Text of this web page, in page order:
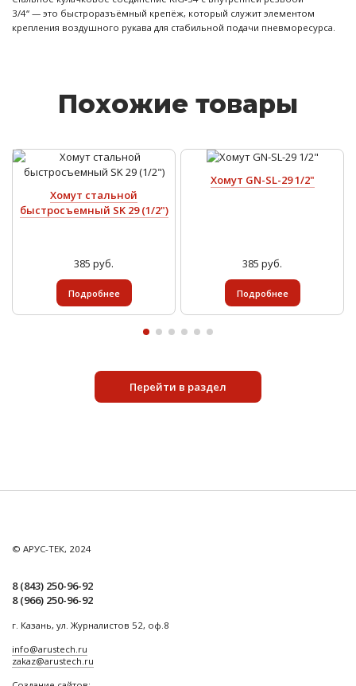
3/4“ — это быстроразъёмный крепёж, который служит элементом
крепления воздушного рукава для стабильной подачи пневморесурса.
Похожие товары
Хомут стальной
быстросъемный SK 29 (1/2")
385 руб.
Подробнее
Хомут GN-SL-29 1/2"
385 руб.
Подробнее
Перейти в раздел
© АРУС-ТЕК, 2024
8 (843) 250-96-92
8 (966) 250-96-92
г. Казань, ул. Журналистов 52, оф.8
info@arustech.ru
zakaz@arustech.ru